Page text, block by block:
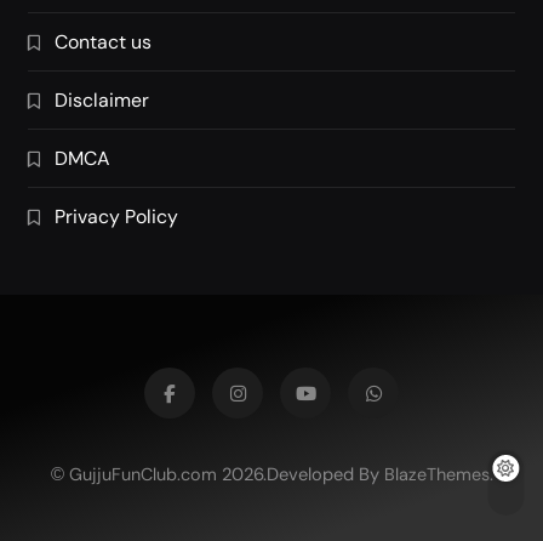
Contact us
Disclaimer
DMCA
Privacy Policy
© GujjuFunClub.com 2026.Developed By BlazeThemes.